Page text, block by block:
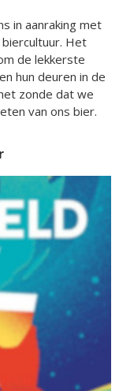
in aanraking met
Het
de lekkerste
hun deuren in de
zonde dat we
van ons bier.